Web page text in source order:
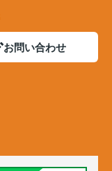
お問い合わせ